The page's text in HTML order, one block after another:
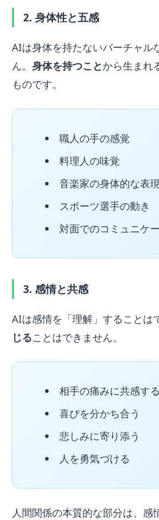
2. 身体性と五感
AIは身体を持たないバーチャル
ん。 身体を持つことから生まれ
ものです。
職人の手の感覚
料理人の味覚
音楽家の身体的な表現
スポーツ選手の動き
対面でのコミュニケ
3. 感情と共感
AIは感情を「理解」することは
じることはできません。
相手の痛みに共感する
喜びを分かち合う
悲しみに寄り添う
人を勇気づける
人間関係の本質的な部分は、感